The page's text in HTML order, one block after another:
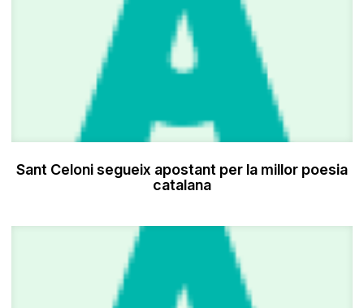
Sant Celoni segueix apostant per la millor poesia
catalana